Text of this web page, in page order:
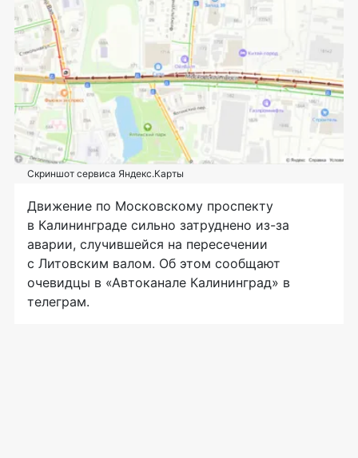
Скриншот сервиса Яндекс.Карты
Движение по Московскому проспекту
в Калининграде сильно затруднено из-за
аварии, случившейся на пересечении
с Литовским валом. Об этом сообщают
очевидцы в «Автоканале Калининград» в
телеграм.